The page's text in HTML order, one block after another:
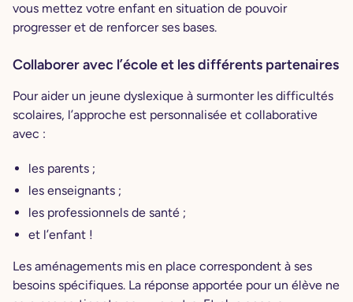
vous mettez votre enfant en situation de pouvoir
progresser et de renforcer ses bases.
Collaborer avec l’école et les différents partenaires
Pour aider un jeune dyslexique à surmonter les difficultés
scolaires, l’approche est personnalisée et collaborative
avec :
les parents ;
les enseignants ;
les professionnels de santé ;
et l’enfant !
Les aménagements mis en place correspondent à ses
besoins spécifiques. La réponse apportée pour un élève ne